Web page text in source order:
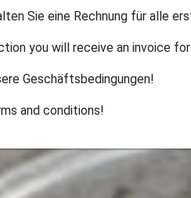
Sie eine Rechnung für alle
you will receive an invoice
Geschäftsbedingungen!
and conditions!